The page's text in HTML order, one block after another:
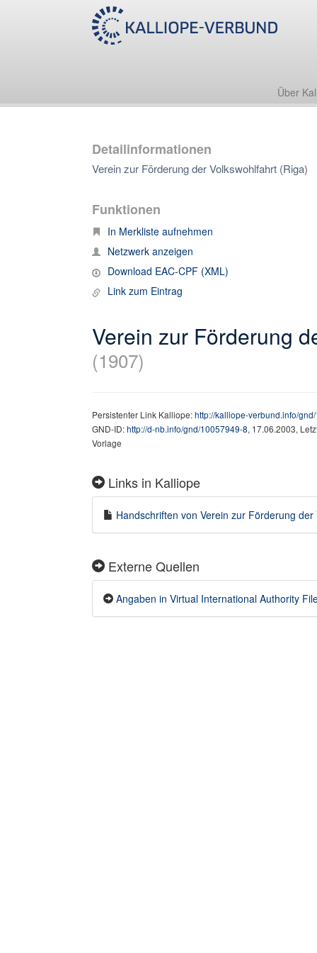
Über
Detailinformationen
Verein zur Förderung der Volkswohlfahrt (Riga)
Funktionen
In Merkliste aufnehmen
Netzwerk anzeigen
Download EAC-CPF (XML)
Link zum Eintrag
Verein zur Förderung
(1907)
Persistenter Link Kalliope:http://kalliope-verbund.info/
GND-ID:http://d-nb.info/gnd/10057949-8, 17.06.2003,
Vorlage
Links in Kalliope
Handschriften von Verein zur Förderung
Externe Quellen
Angaben in Virtual International Authority